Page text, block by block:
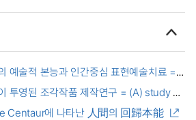
예술적 본능과 인간중심 표현예술치료 =
with Borderline Intelligence
투영된 조각작품 제작연구 = (A) study of
which animal instinct of human being
Centaur에 나타난 人間의 回歸本能